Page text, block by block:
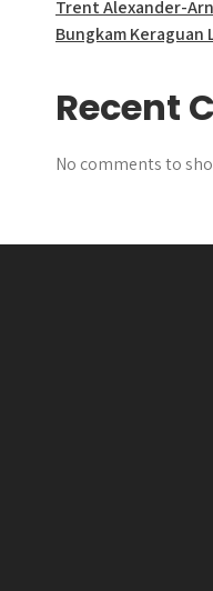
Trent Alexander-
Bungkam Keraguan
Recent
No comments to